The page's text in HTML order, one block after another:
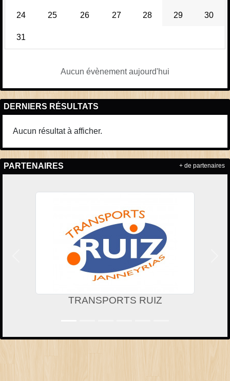
24 25 26 27 28 29 30
31
Aucun évènement aujourd'hui
DERNIERS RÉSULTATS
Aucun résultat à afficher.
PARTENAIRES
TRANSPORTS RUIZ
+ de partenaires